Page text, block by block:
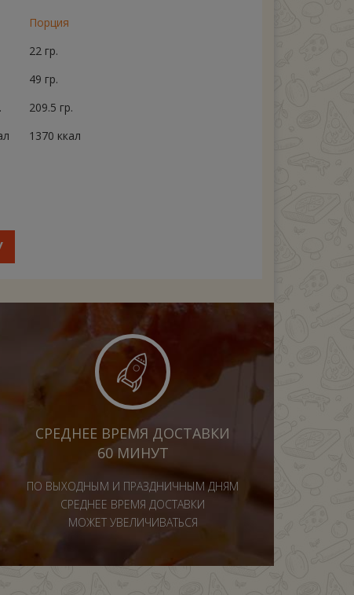
Порция
22 гр.
49 гр.
209.5 гр.
1370 ккал
СРЕДНЕЕ ВРЕМЯ ДОСТАВКИ
60 МИНУТ
ПО ВЫХОДНЫМ И ПРАЗДНИЧНЫМ ДНЯМ
СРЕДНЕЕ ВРЕМЯ ДОСТАВКИ
МОЖЕТ УВЕЛИЧИВАТЬСЯ